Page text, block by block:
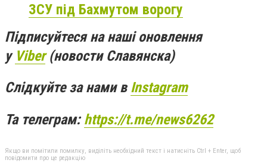
ЗСУ під Бахмутом ворогу
Підписуйтеся на наші оновлення
у Viber(новости Славянска)
Слідкуйте за нами в Instagram
Та телеграм:https://t.me/news6262
Якщо ви помітили помилку, виділіть необхідний текст і натисніть Ctrl + Enter, щоб
повідомити про це редакцію